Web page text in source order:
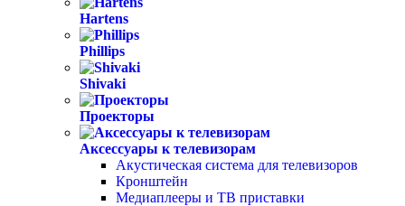
Hartens
Phillips
Shivaki
Проекторы
Аксессуары к телевизорам
Акустическая система для телевизоров
Кронштейн
Медиаплееры и ТВ приставки